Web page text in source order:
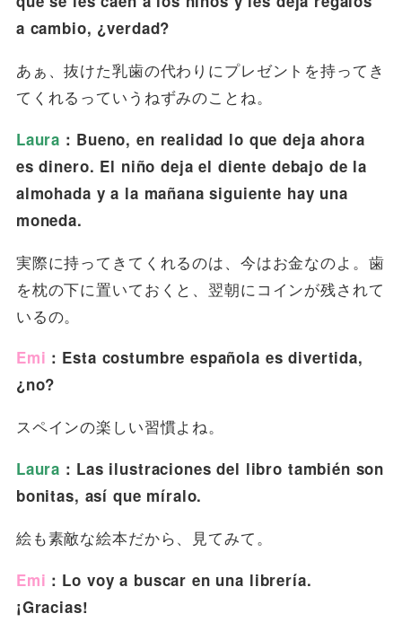
a cambio, ¿verdad?
あぁ、抜けた乳歯の代わりにプレゼントを持ってき
てくれるっていうねずみのことね。
Laura ：Bueno, en realidad lo que deja ahora
es dinero. El niño deja el diente debajo de la
almohada y a la mañana siguiente hay una
moneda.
実際に持ってきてくれるのは、今はお金なのよ。歯
を枕の下に置いておくと、翌朝にコインが残されて
いるの。
Emi ：Esta costumbre española es divertida,
¿no?
スペインの楽しい習慣よね。
Laura ：Las ilustraciones del libro también son
bonitas, así que míralo.
絵も素敵な絵本だから、見てみて。
Emi ：Lo voy a buscar en una librería.
¡Gracias!